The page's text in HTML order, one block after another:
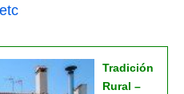
Tradición
Rural –